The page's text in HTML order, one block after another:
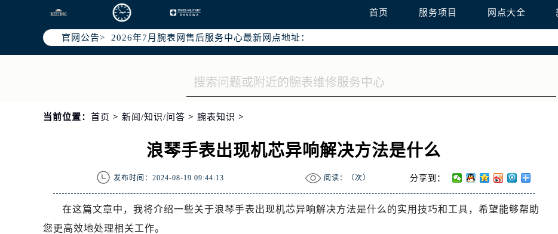
首页 服务项目 网点大全
官网公告>
2026年7月腕表网全国官方售后客户服务热线：400-995-7728
腕表网官方全国统一服务热线400-995-7728，服务覆盖中国大陆、香港、澳门、台湾全部区域（非大陆需
2026年7月腕表网售后服务中心最新网点地址：
北京市东城区东长安街1号东方广场写字楼W3座6层602室（需提前预约）
天津市和平区赤峰道136号天津国际金融中心写字楼26层2603室（需提前预约）
上海市黄浦区南京东路299号宏伊国际广场写字楼8层806室（需提前预约）
常州市新北区龙锦路1590号现代传媒中心写字楼5号楼10层1008室（需提前预约）
徐州市鼓楼区淮海东路29号苏宁广场IFC国际金融中心写字楼35层3508室（需提前预约）
盐城市盐都区世纪大道5号盐城金融城写字楼1号楼16层1604室（需提前预约）
泰州市海陵区永定东路399号置地商务中心东塔写字楼（华润万象城）17层1706室（需提前预约）
当前位置： 首页 > 新闻/知识/问答 > 腕表知识 >
浪琴手表出现机芯异响解决方法是什么
发布时间：2024-08-19 09:44:13 阅读：（次） 分享到：
在这篇文章中，我将介绍一些关于浪琴手表出现机芯异响解决方法是什么的实用技巧和工具，希望能够帮助
您更高效地处理相关工作。